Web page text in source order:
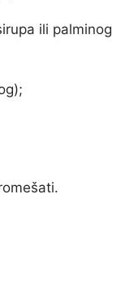
ili palminog